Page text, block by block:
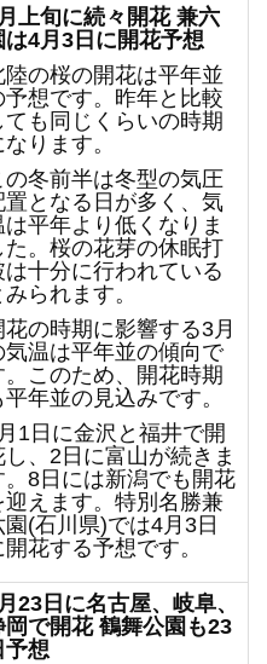
月上旬に続々開花 兼六
は4月3日に開花予想
陸の桜の開花は平年並
予想です。昨年と比較
ても同じくらいの時期
なります。
の冬前半は冬型の気圧
置となる日が多く、気
は平年より低くなりま
た。桜の花芽の休眠打
は十分に行われている
みられます。
花の時期に影響する3月
気温は平年並の傾向で
。このため、開花時期
平年並の見込みです。
1日に金沢と福井で開
し、2日に富山が続きま
。8日には新潟でも開花
迎えます。特別名勝兼
園(石川県)では4月3日
開花する予想です。
月23日に名古屋、岐阜、
岡で開花 鶴舞公園も23
予想